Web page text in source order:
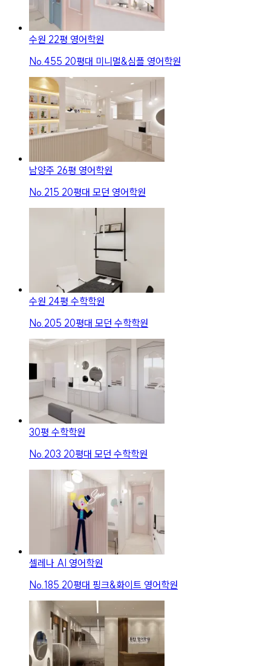
수원 22평 영어학원
No. 455 20평대 미니멀&심플 영어학원
남양주 26평 영어학원
No. 215 20평대 모던 영어학원
수원 24평 수학학원
No. 205 20평대 모던 수학학원
30평 수학학원
No. 203 20평대 모던 수학학원
셀레나 AI 영어학원
No. 185 20평대 핑크&화이트 영어학원